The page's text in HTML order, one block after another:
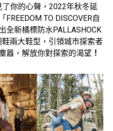
你的心聲，2022年秋冬延
TO DISCOVER自
全新橘標防水PALLASHOCK
兩大鞋型，引領城市探索者
囂，解放你對探索的渴望 ！